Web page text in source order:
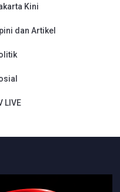
Kini
dan Artikel
LIVE